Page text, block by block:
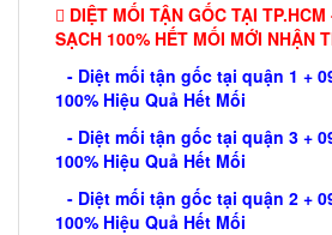
DIỆT MỐI TẬN GỐC TẠI
SẠCH 100% HẾT MỐI MỚI NHẬN
- Diệt mối tận gốc tại quận 1 +
100% Hiệu Quả Hết Mối
- Diệt mối tận gốc tại quận 3 +
100% Hiệu Quả Hết Mối
- Diệt mối tận gốc tại quận 2 +
100% Hiệu Quả Hết Mối